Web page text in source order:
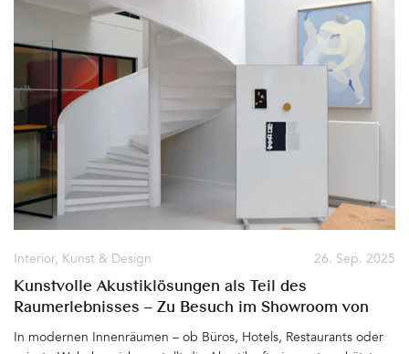
ganz besonderen Unterkunft am Wolfgangsee zurückdenken.
Denn die Villa Alma kann nur in bester Erinnerung bleiben&hellip
26. Sep. 2025
Interior, Kunst & Design
Kunstvolle Akustiklösungen als Teil des
Raumerlebnisses – Zu Besuch im Showroom von
AKUART, Kopenhagen
In modernen Innenräumen – ob Büros, Hotels, Restaurants oder